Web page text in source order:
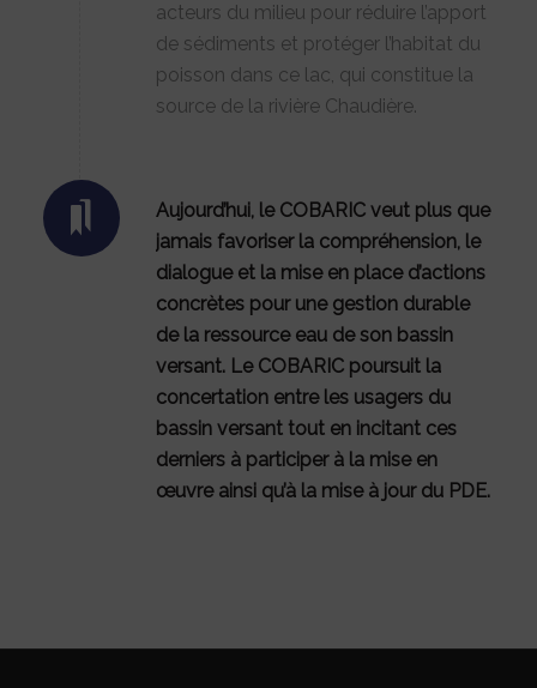
acteurs du milieu pour réduire l’apport
de sédiments et protéger l’habitat du
poisson dans ce lac, qui constitue la
source de la rivière Chaudière.
Aujourd’hui, le COBARIC veut plus que
jamais favoriser la compréhension, le
dialogue et la mise en place d’actions
concrètes pour une gestion durable
de la ressource eau de son bassin
versant. Le COBARIC poursuit la
concertation entre les usagers du
bassin versant tout en incitant ces
derniers à participer à la mise en
œuvre ainsi qu’à la mise à jour du PDE.